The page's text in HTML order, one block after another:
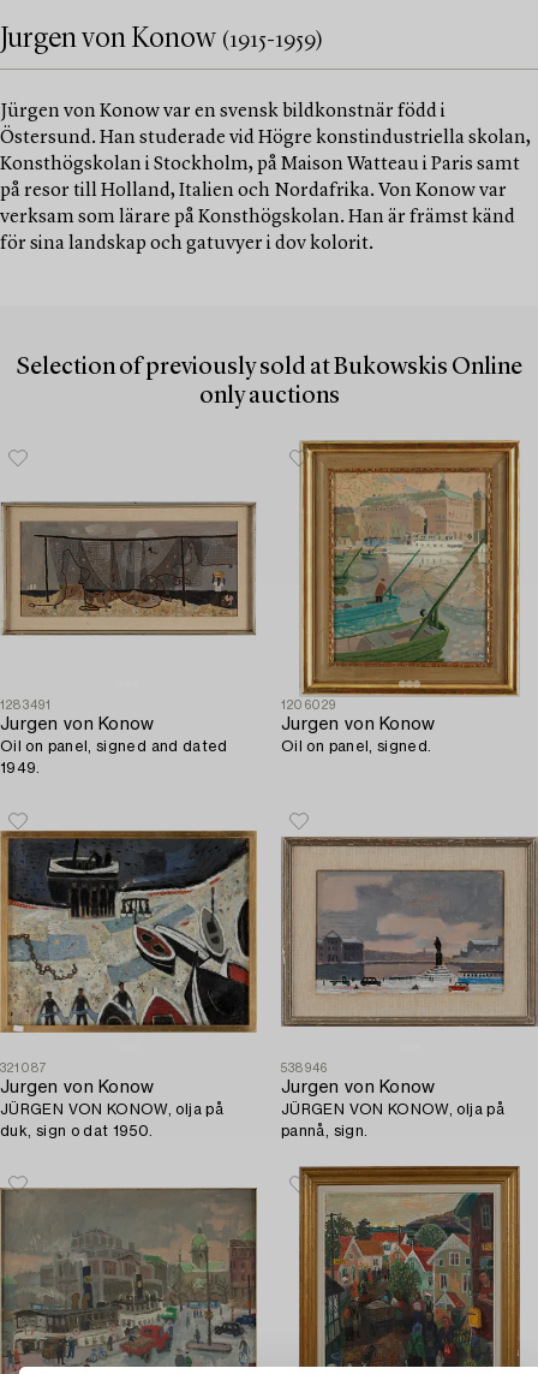
Jurgen von Konow (1915-1959)
Jürgen von Konow var en svensk bildkonstnär född i
Östersund. Han studerade vid Högre konstindustriella skolan,
Konsthögskolan i Stockholm, på Maison Watteau i Paris samt
på resor till Holland, Italien och Nordafrika. Von Konow var
verksam som lärare på Konsthögskolan. Han är främst känd
för sina landskap och gatuvyer i dov kolorit.
Selection of previously sold at Bukowskis Online
only auctions
1283491
Jurgen von Konow
Oil on panel, signed and dated
1949.
1206029
Jurgen von Konow
Oil on panel, signed.
321087
Jurgen von Konow
JÜRGEN VON KONOW, olja på
duk, sign o dat 1950.
538946
Jurgen von Konow
JÜRGEN VON KONOW, olja på
pannå, sign.